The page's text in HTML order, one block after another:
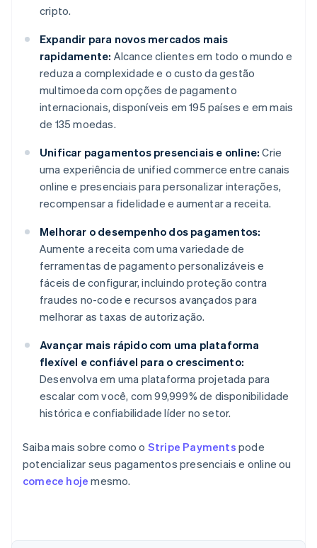
cripto.
Expandir para novos mercados mais
rapidamente: Alcance clientes em todo o mundo e
reduza a complexidade e o custo da gestão
multimoeda com opções de pagamento
internacionais, disponíveis em 195 países e em mais
de 135 moedas.
Unificar pagamentos presenciais e online: Crie
uma experiência de unified commerce entre canais
online e presenciais para personalizar interações,
recompensar a fidelidade e aumentar a receita.
Melhorar o desempenho dos pagamentos:
Aumente a receita com uma variedade de
ferramentas de pagamento personalizáveis e
fáceis de configurar, incluindo proteção contra
fraudes no-code e recursos avançados para
melhorar as taxas de autorização.
Avançar mais rápido com uma plataforma
flexível e confiável para o crescimento:
Desenvolva em uma plataforma projetada para
escalar com você, com 99,999% de disponibilidade
histórica e confiabilidade líder no setor.
Saiba mais sobre como o Stripe Payments pode
potencializar seus pagamentos presenciais e online ou
comece hoje mesmo.